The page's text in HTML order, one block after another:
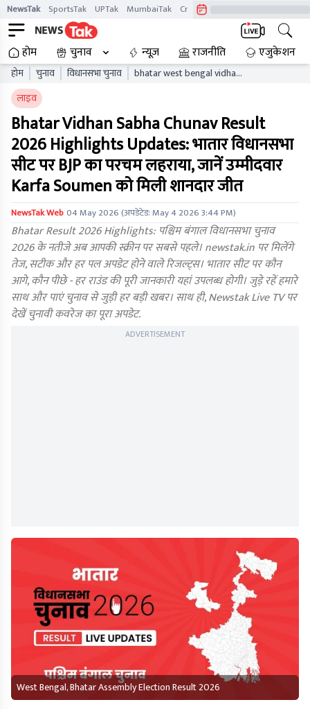
NewsTak SportsTak UPTak MumbaiTak CrimeTak
होम चुनाव न्यूज़ राजनीति एजुकेशन
होम चुनाव विधानसभा चुनाव
bhatar west bengal vidhan
लाइव
Bhatar Vidhan Sabha Chunav Result
2026 Highlights Updates: भातार विधानसभा
सीट पर BJP का परचम लहराया, जानें उम्मीदवार
Karfa Soumen को मिली शानदार जीत
NewsTak Web04 May 2026(अपडेटेड:May 4 2026 3:44 PM)
Bhatar Result 2026 Highlights: पश्चिम बंगाल विधानसभा चुनाव
2026 के नतीजे अब आपकी स्क्रीन पर सबसे पहले। newstak.in पर मिलेंगे
तेज, सटीक और हर पल अपडेट होने वाले रिजल्ट्स। भातार सीट पर कौन
आगे, कौन पीछे - हर राउंड की पूरी जानकारी यहां उपलब्ध होगी। जुड़े रहें हमारे
साथ और पाएं चुनाव से जुड़ी हर बड़ी खबर। साथ ही, Newstak Live TV पर
देखें चुनावी कवरेज का पूरा अपडेट.
ADVERTISEMENT
West Bengal, Bhatar Assembly Election Result 2026